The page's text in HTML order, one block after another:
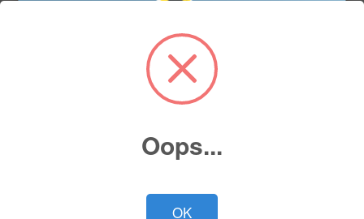
Servicio de mantenimiento
Agenda tu cita de servicio en línea y asegura el
expertos. Fácil, rápido y a tu conveniencia.
Oops...
OK